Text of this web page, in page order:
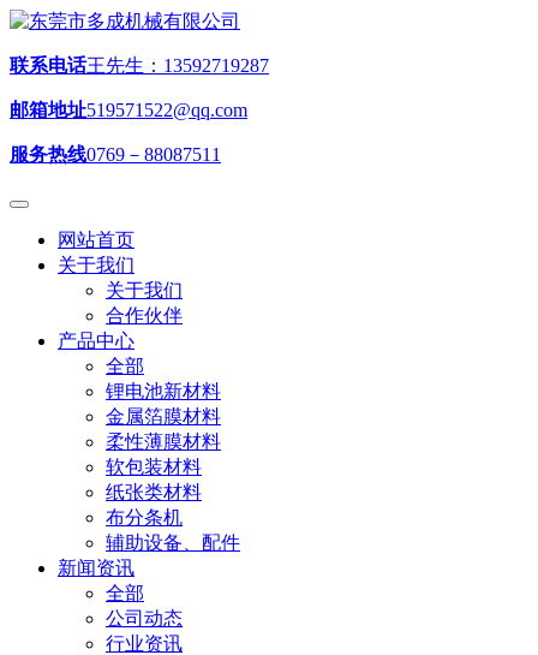
联系电话王先生：13592719287
邮箱地址519571522@qq.com
服务热线0769－88087511
网站首页
关于我们
关于我们
合作伙伴
产品中心
全部
锂电池新材料
金属箔膜材料
柔性薄膜材料
软包装材料
纸张类材料
布分条机
辅助设备、配件
新闻资讯
全部
公司动态
行业资讯